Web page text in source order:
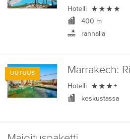
Hotelli 
400 m
rannalla
UUTUUS Marrakech:
Hotelli  +
keskustassa